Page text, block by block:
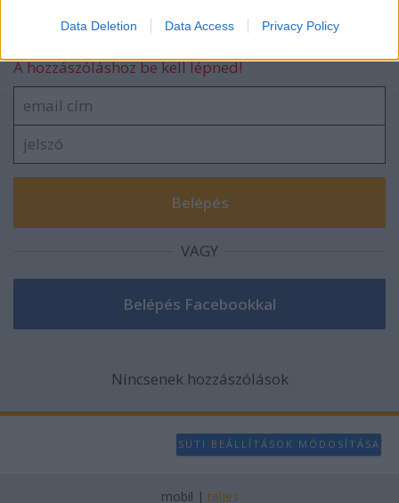
related to personalization.
I want to allow Google to enable storage
related to security, including authentication
user protection.
Data Deletion Data Access Privacy Policy
Szólj hozzá!
A hozzászóláshoz be kell lépned!
VAGY
Nincsenek hozzászólások
SÜTI BEÁLLÍTÁSOK MÓDOSÍTÁSA
mobil | teljes